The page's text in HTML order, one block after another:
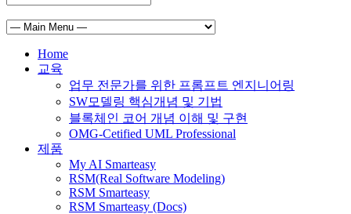
Home
교육
업무 전문가를 위한 프롬프트 엔지니어링
SW모델링 핵심개념 및 기법
블록체인 코어 개념 이해 및 구현
OMG-Cetified UML Professional
제품
My AI Smarteasy
RSM(Real Software Modeling)
RSM Smarteasy
RSM Smarteasy (Docs)